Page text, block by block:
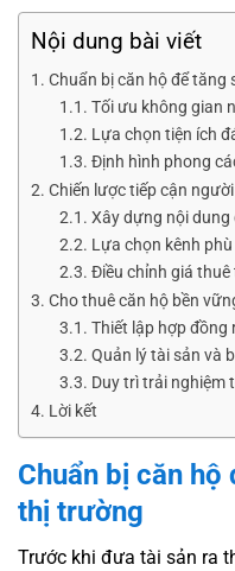
Nội dung bài viết
Chuẩn bị căn hộ để
Tối ưu không gian
Lựa chọn tiện ích
Định hình phong
Chiến lược tiếp cận
Xây dựng nội
Lựa chọn kênh
Điều chỉnh giá
Cho thuê căn hộ bền
Thiết lập hợp đồng
Quản lý tài sản và
Duy trì trải nghiệm
Lời kết
Chuẩn bị căn
thị trường
Trước khi đưa tài sản ra